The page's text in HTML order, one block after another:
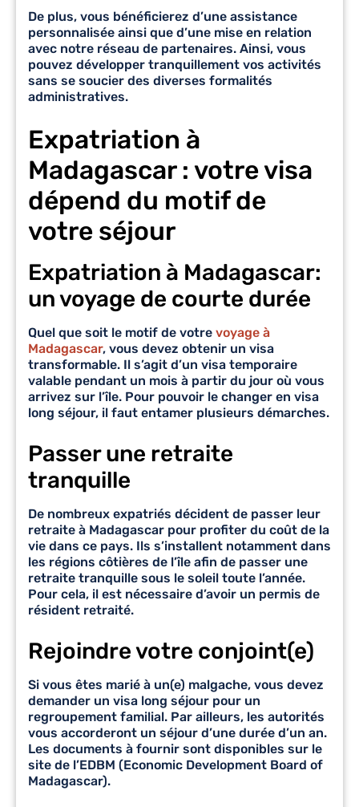
De plus, vous bénéficierez d’une assistance
personnalisée ainsi que d’une mise en relation
avec notre réseau de partenaires. Ainsi, vous
pouvez développer tranquillement vos activités
sans se soucier des diverses formalités
administratives.
Expatriation à
Madagascar : votre visa
dépend du motif de
votre séjour
Expatriation à Madagascar:
un voyage de courte durée
Quel que soit le motif de votre voyage à
Madagascar, vous devez obtenir un visa
transformable. Il s’agit d’un visa temporaire
valable pendant un mois à partir du jour où vous
arrivez sur l’île. Pour pouvoir le changer en visa
long séjour, il faut entamer plusieurs démarches.
Passer une retraite
tranquille
De nombreux expatriés décident de passer leur
retraite à Madagascar pour profiter du coût de la
vie dans ce pays. Ils s’installent notamment dans
les régions côtières de l’île afin de passer une
retraite tranquille sous le soleil toute l’année.
Pour cela, il est nécessaire d’avoir un permis de
résident retraité.
Rejoindre votre conjoint(e)
Si vous êtes marié à un(e) malgache, vous devez
demander un visa long séjour pour un
regroupement familial. Par ailleurs, les autorités
vous accorderont un séjour d’une durée d’un an.
Les documents à fournir sont disponibles sur le
site de l’EDBM (Economic Development Board of
Madagascar).